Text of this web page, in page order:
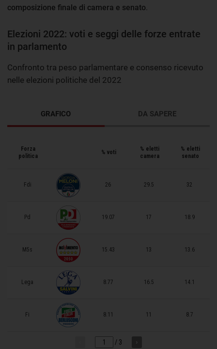
composizione finale di camera e senato
Elezioni 2022: voti e seggi delle forze entrate
in parlamento
Confronto tra peso parlamentare e consenso ricevuto
nelle elezioni politiche del 2022
GRAFICO DA SAPERE